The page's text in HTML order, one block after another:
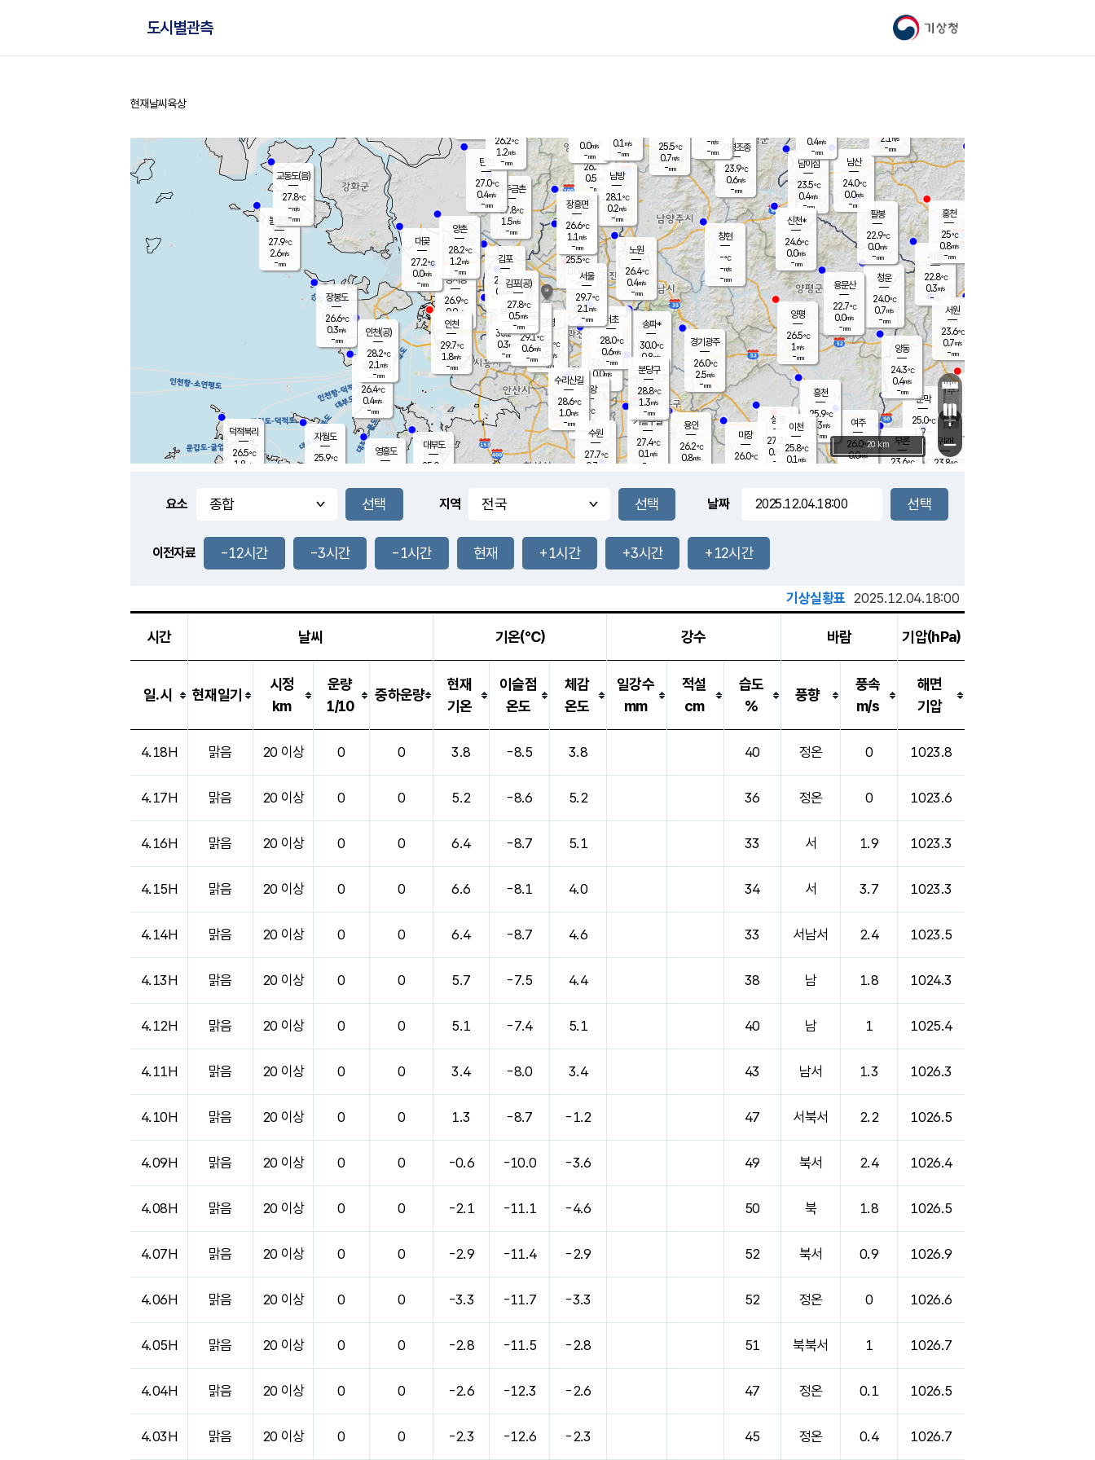
기상청
도시별관측
홈
현재날씨 육상
풍도
0.8m/s
문막
25.0℃
1.9m/s
mm
남이섬
23.5℃
0.4m/s
-mm
무의도
26.4℃
0.4m/s
-mm
영흥도
볼음도
27.9℃
2.6m/s
-mm
자월도
25.9℃
양주
26.3℃
0.5
-mm
부론
23.6℃
과천
26.0℃
0.0m/s
- mm
남산
24.0℃
0.0m/s
-mm
장봉도
26.6℃
0.3m/s
-mm
-mm
청운
24.0℃
0.7m/s
-mm
팔봉
22.9℃
0.0m/s
-mm
-mm
용인
26.2℃
0.8m/s
여주
26.0℃
0.0m/s
양동
24.3℃
0.4m/s
-mm
경기광주
26.0℃
2.5m/s
-mm
장호원
0.4m/s
-mm
26.2
℃
대부도
25.0
-
경서동
26.9℃
0.0m/s
-mm
파주금촌
27.8℃
1.5m/s
-mm
가평조종
23.9℃
0.6m/s
-mm
25.5℃
0.7m/s
-mm
대곶
27.2℃
0.0m/s
-mm
신천*
24.6℃
0.0m/s
-mm
창현
-℃
-m/s
-mm
탄현
27.0℃
0.4m/s
-mm
-m/s
-mm
27.8℃
0.0m/s
-mm
흥천
25.9℃
0.3m/s
-mm
마장
26.0℃
의왕
- ℃
m/s
mm
김포
27.8℃
0.0 m/s
mm
설봉
27.2
0.8 m/s
- mm
광명
30.5 ℃
0.5 m/s
-mm
부천
30.2℃
0.3m/s
-mm
-mm
양촌
28.2℃
1.2m/s
-mm
구로
29.1℃
0.6m/s
-mm
은평
25.5℃
0.0 m/s
- mm
노원
26.4℃
0.4m/s
-mm
송파*
30.0℃
0.8m/s
-mm
서초
28.0℃
0.6m/s
-mm
남방
28.1℃
0.2m/s
-mm
기흥구갈
27.4℃
0.1 m/s
-
수리산길
28.6℃
1.0m/s
-mm
분당구
28.8℃
1.3m/s
-mm
장흥면
26.6℃
1.1 m/s
-mm
0.0m/s
-mm
시동
22.8℃
0.3m/s
- mm
귀래
23.8℃
서원
23.6℃
0.7m/s
-mm
용문산
22.7℃
0.0m/s
-mm
덕적북리
26.5℃
1.8 m/s
인천(공)
28.2℃
2.1 m/s
-mm
김포(공)
27.8℃
0.5m/s
-mm
교동도(음)
27.8℃
-m/s
-mm
홍천
25℃
0.8m/s
-mm
이천
25.8℃
0.1 m/s
양평
26.5℃
1 m/s
-mm
수원
27.7℃
0.7 m/s
인천
29.7℃
1.8m/s
-mm
서울
29.7℃
2.1 m/s
-mm
2.1 m/s
-mm
26.2℃
1.2m/s
-mm
0.1 m/s
-mm
+
−
20 km
요소 지역 날짜
이전자료 -12시간 -3시간 -1시간 현재 +1시간 +3시간 +12시간
기상실황표 2025.12.04.18:00
시간 날씨 기온(℃) 강수 바람 기압(hPa)
일.시 현재일기
시정
km
운량
1/10
중하운량
현재
기온
이슬점
온도
체감
온도
일강수
mm
적설
cm
습도
%
풍향
풍속
m/s
해면
기압
4.18H 맑음 20 이상 0 0 3.8 -8.5 3.8 40 정온 0 1023.8
4.17H 맑음 20 이상 0 0 5.2 -8.6 5.2 36 정온 0 1023.6
4.16H 맑음 20 이상 0 0 6.4 -8.7 5.1 33 서 1.9 1023.3
4.15H 맑음 20 이상 0 0 6.6 -8.1 4.0 34 서 3.7 1023.3
4.14H 맑음 20 이상 0 0 6.4 -8.7 4.6 33 서남서 2.4 1023.5
4.13H 맑음 20 이상 0 0 5.7 -7.5 4.4 38 남 1.8 1024.3
4.12H 맑음 20 이상 0 0 5.1 -7.4 5.1 40 남 1 1025.4
4.11H 맑음 20 이상 0 0 3.4 -8.0 3.4 43 남서 1.3 1026.3
4.10H 맑음 20 이상 0 0 1.3 -8.7 -1.2 47 서북서 2.2 1026.5
4.09H 맑음 20 이상 0 0 -0.6 -10.0 -3.6 49 북서 2.4 1026.4
4.08H 맑음 20 이상 0 0 -2.1 -11.1 -4.6 50 북 1.8 1026.5
4.07H 맑음 20 이상 0 0 -2.9 -11.4 -2.9 52 북서 0.9 1026.9
4.06H 맑음 20 이상 0 0 -3.3 -11.7 -3.3 52 정온 0 1026.6
4.05H 맑음 20 이상 0 0 -2.8 -11.5 -2.8 51 북북서 1 1026.7
4.04H 맑음 20 이상 0 0 -2.6 -12.3 -2.6 47 정온 0.1 1026.5
4.03H 맑음 20 이상 0 0 -2.3 -12.6 -2.3 45 정온 0.4 1026.7